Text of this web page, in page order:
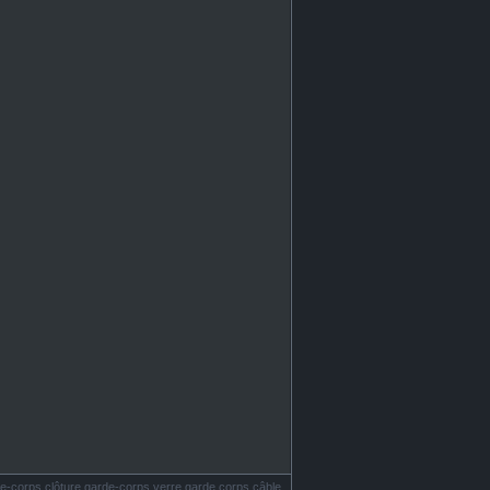
corps clôture garde-corps verre garde corps câble